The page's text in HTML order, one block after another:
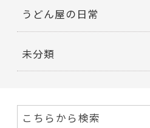
うどん屋の日常
未分類